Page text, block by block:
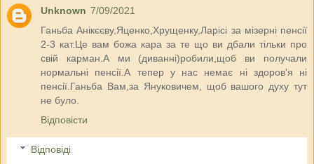
Unknown 7/09/2021
Ганьба Анікєєву,Яценко,Хрущенку,Ларісі за мізерні пенсії
2-3 кат.Це вам божа кара за те що ви дбали тільки про
свій карман.А ми (диванні)робили,щоб ви получали
нормальні пенсії.А тепер у нас немає ні здоров'я ні
пенсії.Ганьба Вам,за Януковичем, щоб вашого духу тут
не було.
Відповісти
Відповіді